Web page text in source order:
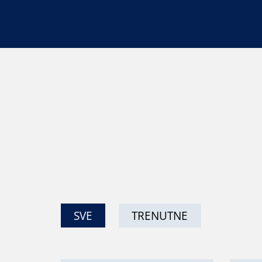
SVE TRENUTNE